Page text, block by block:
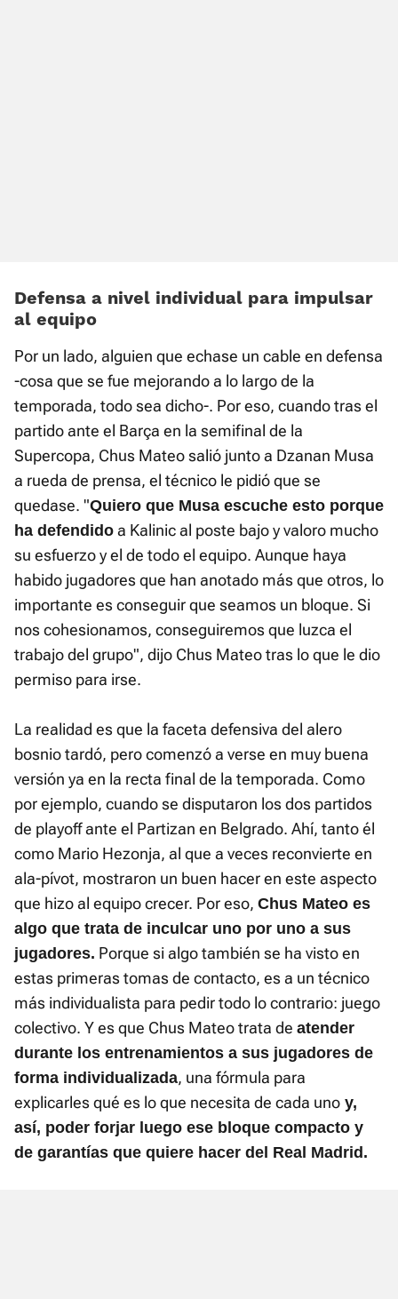
Defensa a nivel individual para impulsar
al equipo
Por un lado, alguien que echase un cable en defensa
-cosa que se fue mejorando a lo largo de la
temporada, todo sea dicho-. Por eso, cuando tras el
partido ante el Barça en la semifinal de la
Supercopa, Chus Mateo salió junto a Dzanan Musa
a rueda de prensa, el técnico le pidió que se
quedase. "Quiero que Musa escuche esto porque
ha defendido a Kalinic al poste bajo y valoro mucho
su esfuerzo y el de todo el equipo. Aunque haya
habido jugadores que han anotado más que otros, lo
importante es conseguir que seamos un bloque. Si
nos cohesionamos, conseguiremos que luzca el
trabajo del grupo", dijo Chus Mateo tras lo que le dio
permiso para irse.
La realidad es que la faceta defensiva del alero
bosnio tardó, pero comenzó a verse en muy buena
versión ya en la recta final de la temporada. Como
por ejemplo, cuando se disputaron los dos partidos
de playoff ante el Partizan en Belgrado. Ahí, tanto él
como Mario Hezonja, al que a veces reconvierte en
ala-pívot, mostraron un buen hacer en este aspecto
que hizo al equipo crecer. Por eso, Chus Mateo es
algo que trata de inculcar uno por uno a sus
jugadores. Porque si algo también se ha visto en
estas primeras tomas de contacto, es a un técnico
más individualista para pedir todo lo contrario: juego
colectivo. Y es que Chus Mateo trata de atender
durante los entrenamientos a sus jugadores de
forma individualizada, una fórmula para
explicarles qué es lo que necesita de cada uno y,
así, poder forjar luego ese bloque compacto y
de garantías que quiere hacer del Real Madrid.